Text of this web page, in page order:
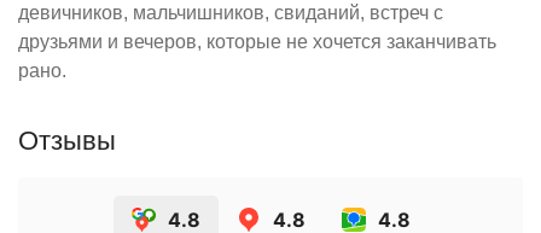
девичников, мальчишников, свиданий, встреч с
друзьями и вечеров, которые не хочется заканчивать
рано.
Отзывы
4.8 4.8 4.8